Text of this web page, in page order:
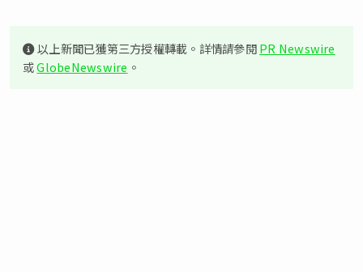
以上新聞已獲第三方授權轉載。詳情請參閱PR Newswire
或GlobeNewswire 。